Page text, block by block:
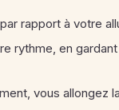
rapport à votre
rythme, en
vous allongez